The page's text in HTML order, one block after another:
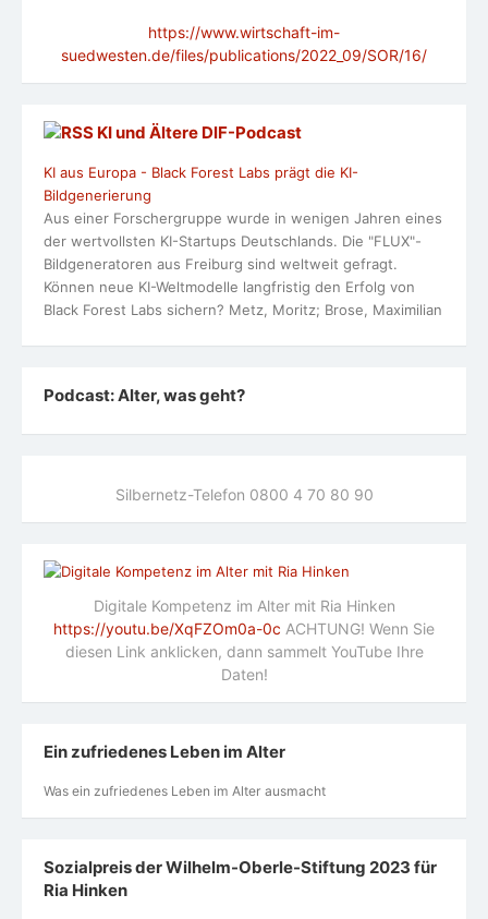
https://www.wirtschaft-im-
suedwesten.de/files/publications/2022_09/SOR/16/
KI und Ältere DlF-Podcast
KI aus Europa - Black Forest Labs prägt die KI-
Bildgenerierung
Aus einer Forschergruppe wurde in wenigen Jahren eines
der wertvollsten KI-Startups Deutschlands. Die "FLUX"-
Bildgeneratoren aus Freiburg sind weltweit gefragt.
Können neue KI-Weltmodelle langfristig den Erfolg von
Black Forest Labs sichern? Metz, Moritz; Brose, Maximilian
Podcast: Alter, was geht?
Silbernetz-Telefon 0800 4 70 80 90
Digitale Kompetenz im Alter mit Ria Hinken
https://youtu.be/XqFZOm0a-0c ACHTUNG! Wenn Sie
diesen Link anklicken, dann sammelt YouTube Ihre
Daten!
Ein zufriedenes Leben im Alter
Was ein zufriedenes Leben im Alter ausmacht
Sozialpreis der Wilhelm-Oberle-Stiftung 2023 für
Ria Hinken